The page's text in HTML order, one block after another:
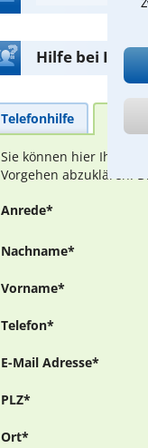
Hilfe bei Ihrer
Telefonhilfe
Sie können hier Ihren
Vorgehen abzuklären.
Anrede*
Nachname*
Vorname*
Telefon*
E-Mail Adresse*
PLZ*
Ort*